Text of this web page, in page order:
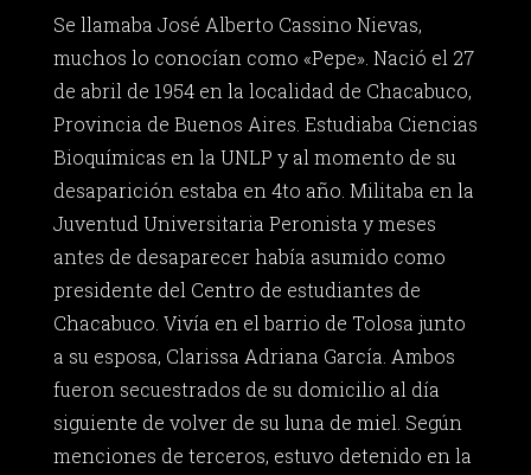
Se llamaba José Alberto Cassino Nievas,
muchos lo conocían como «Pepe». Nació el 27
de abril de 1954 en la localidad de Chacabuco,
Provincia de Buenos Aires. Estudiaba Ciencias
Bioquímicas en la UNLP y al momento de su
desaparición estaba en 4to año. Militaba en la
Juventud Universitaria Peronista y meses
antes de desaparecer había asumido como
presidente del Centro de estudiantes de
Chacabuco. Vivía en el barrio de Tolosa junto
a su esposa, Clarissa Adriana García. Ambos
fueron secuestrados de su domicilio al día
siguiente de volver de su luna de miel. Según
menciones de terceros, estuvo detenido en la